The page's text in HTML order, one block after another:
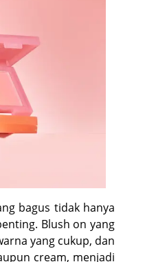
bagus tidak hanya
Blush on yang
yang cukup, dan
cream, menjadi